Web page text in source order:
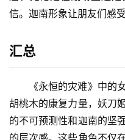
信。迦南形象让朋友们感
汇总
《永恒的灾难》中的
胡桃木的康复力量，妖刀
的不可预测性和迦南的坚
的层次感。这些角色不仅